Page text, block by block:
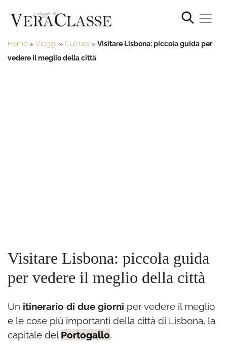
Home » Viaggi » Cultura » Visitare Lisbona: piccola guida per
vedere il meglio della città
Visitare Lisbona: piccola guida
per vedere il meglio della città
Un itinerario di due giorni per vedere il meglio
e le cose più importanti della città di Lisbona, la
capitale del Portogallo.